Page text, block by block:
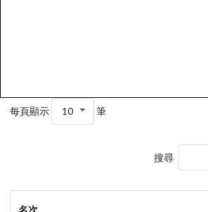
每頁顯示 10 筆
搜尋
名次